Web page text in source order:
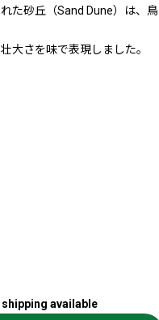
た砂丘（Sand Dune）は、鳥
大さを味で表現しました。
available